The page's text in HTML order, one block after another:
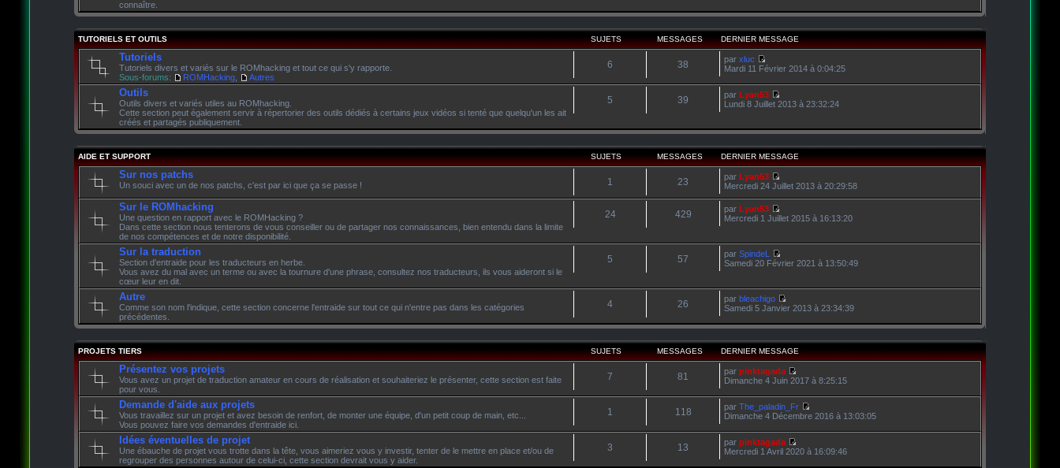
connaître.
TUTORIELS ET OUTILS SUJETS MESSAGES DERNIER MESSAGE
Tutoriels
Tutoriels divers et variés sur le ROMhacking et tout ce qui s'y rapporte.
Sous-forums:
ROMHacking, Autres
6 38 par xluc
Mardi 11 Février 2014 à 0:04:25
Outils
Outils divers et variés utiles au ROMhacking.
Cette section peut également servir à répertorier des outils dédiés à certains jeux vidéos si tenté que quelqu'un les ait
créés et partagés publiquement.
5 39 par Lyan53
Lundi 8 Juillet 2013 à 23:32:24
AIDE ET SUPPORT SUJETS MESSAGES DERNIER MESSAGE
Sur nos patchs
Un souci avec un de nos patchs, c'est par ici que ça se passe ! 1 23 par Lyan53
Mercredi 24 Juillet 2013 à 20:29:58
Sur le ROMhacking
Une question en rapport avec le ROMHacking ?
Dans cette section nous tenterons de vous conseiller ou de partager nos connaissances, bien entendu dans la limite
de nos compétences et de notre disponibilité.
24 429 par Lyan53
Mercredi 1 Juillet 2015 à 16:13:20
Sur la traduction
Section d'entraide pour les traducteurs en herbe.
Vous avez du mal avec un terme ou avec la tournure d'une phrase, consultez nos traducteurs, ils vous aideront si le
cœur leur en dit.
5 57 par SpindeL
Samedi 20 Février 2021 à 13:50:49
Autre
Comme son nom l'indique, cette section concerne l'entraide sur tout ce qui n'entre pas dans les catégories
précédentes.
4 26 par bleachigo
Samedi 5 Janvier 2013 à 23:34:39
PROJETS TIERS SUJETS MESSAGES DERNIER MESSAGE
Présentez vos projets
Vous avez un projet de traduction amateur en cours de réalisation et souhaiteriez le présenter, cette section est faite
pour vous.
7 81 par pinktagada
Dimanche 4 Juin 2017 à 8:25:15
Demande d'aide aux projets
Vous travaillez sur un projet et avez besoin de renfort, de monter une équipe, d'un petit coup de main, etc...
Vous pouvez faire vos demandes d'entraide ici.
1 118 par The_paladin_Fr
Dimanche 4 Décembre 2016 à 13:03:05
Idées éventuelles de projet
Une ébauche de projet vous trotte dans la tête, vous aimeriez vous y investir, tenter de le mettre en place et/ou de
regrouper des personnes autour de celui-ci, cette section devrait vous y aider.
3 13 par pinktagada
Mercredi 1 Avril 2020 à 16:09:46